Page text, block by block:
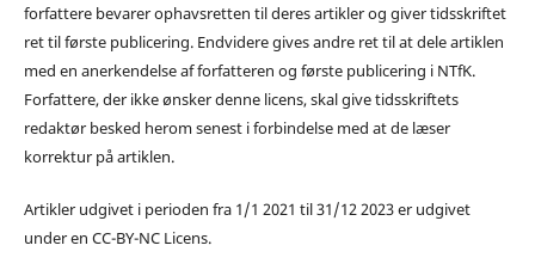
forfattere bevarer ophavsretten til deres artikler og giver tidsskriftet
ret til første publicering. Endvidere gives andre ret til at dele artiklen
med en anerkendelse af forfatteren og første publicering i NTfK.
Forfattere, der ikke ønsker denne licens, skal give tidsskriftets
redaktør besked herom senest i forbindelse med at de læser
korrektur på artiklen.
Artikler udgivet i perioden fra 1/1 2021 til 31/12 2023 er udgivet
under en CC-BY-NC Licens.